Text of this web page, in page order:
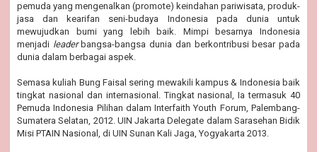
pemuda yang mengenalkan (promote) keindahan pariwisata, produk-
jasa dan kearifan seni-budaya Indonesia pada dunia untuk
mewujudkan bumi yang lebih baik. Mimpi besarnya Indonesia
menjadi leader bangsa-bangsa dunia dan berkontribusi besar pada
dunia dalam berbagai aspek.
Semasa kuliah Bung Faisal sering mewakili kampus & Indonesia baik
tingkat nasional dan internasional. Tingkat nasional, Ia termasuk 40
Pemuda Indonesia Pilihan dalam Interfaith Youth Forum, Palembang-
Sumatera Selatan, 2012. UIN Jakarta Delegate dalam Sarasehan Bidik
Misi PTAIN Nasional, di UIN Sunan Kali Jaga, Yogyakarta 2013.